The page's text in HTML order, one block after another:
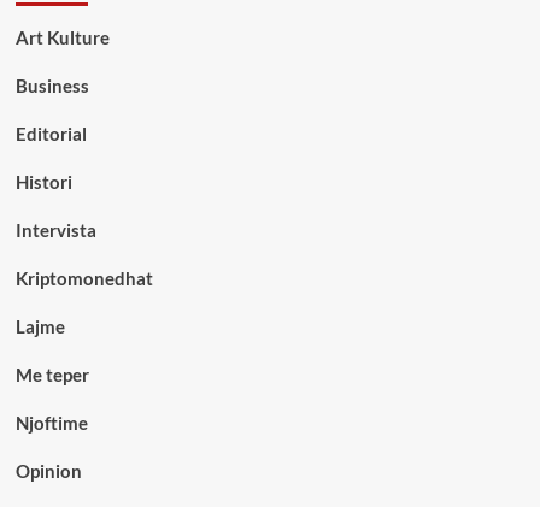
Art Kulture
Business
Editorial
Histori
Intervista
Kriptomonedhat
Lajme
Me teper
Njoftime
Opinion